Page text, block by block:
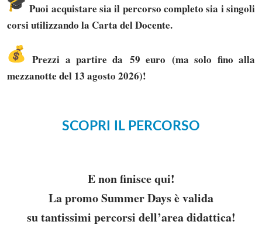
Puoi acquistare sia il percorso completo sia i singoli
corsi utilizzando la Carta del Docente.
Prezzi a partire da 59 euro (ma solo fino alla
mezzanotte del 13 agosto 2026)!
SCOPRI IL PERCORSO
E non finisce qui!
La promo Summer Days è valida
su tantissimi percorsi dell’area didattica!